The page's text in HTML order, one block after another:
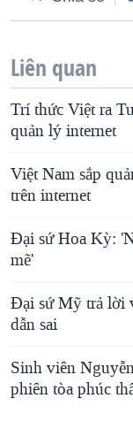
Liên quan
Trí thức Việt ra
quản lý internet
Việt Nam sắp
trên internet
Đại sứ Hoa Kỳ:
mẽ'
Đại sứ Mỹ trả lời
dẫn sai
Sinh viên
phiên tòa phúc